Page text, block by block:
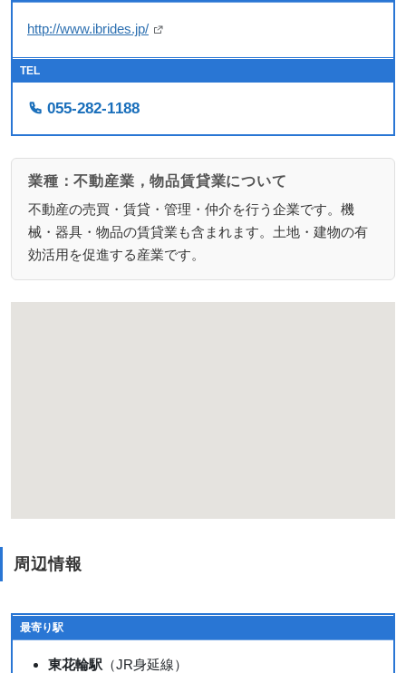
http://www.ibrides.jp/
TEL
055-282-1188
業種：不動産業，物品賃貸業について
不動産の売買・賃貸・管理・仲介を行う企業です。機
械・器具・物品の賃貸業も含まれます。土地・建物の有
効活用を促進する産業です。
周辺情報
最寄り駅
東花輪駅 （JR身延線）